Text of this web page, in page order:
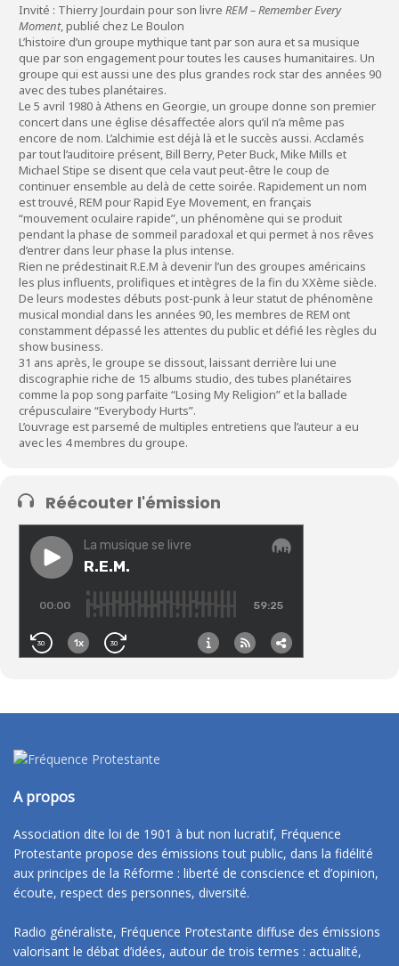
Invité : Thierry Jourdain pour son livre REM – Remember Every
Moment, publié chez Le Boulon
L’histoire d’un groupe mythique tant par son aura et sa musique
que par son engagement pour toutes les causes humanitaires. Un
groupe qui est aussi une des plus grandes rock star des années 90
avec des tubes planétaires.
Le 5 avril 1980 à Athens en Georgie, un groupe donne son premier
concert dans une église désaffectée alors qu’il n’a même pas
encore de nom. L’alchimie est déjà là et le succès aussi. Acclamés
par tout l’auditoire présent, Bill Berry, Peter Buck, Mike Mills et
Michael Stipe se disent que cela vaut peut-être le coup de
continuer ensemble au delà de cette soirée. Rapidement un nom
est trouvé, REM pour Rapid Eye Movement, en français
“mouvement oculaire rapide”, un phénomène qui se produit
pendant la phase de sommeil paradoxal et qui permet à nos rêves
d’entrer dans leur phase la plus intense.
Rien ne prédestinait R.E.M à devenir l’un des groupes américains
les plus influents, prolifiques et intègres de la fin du XXème siècle.
De leurs modestes débuts post-punk à leur statut de phénomène
musical mondial dans les années 90, les membres de REM ont
constamment dépassé les attentes du public et défié les règles du
show business.
31 ans après, le groupe se dissout, laissant derrière lui une
discographie riche de 15 albums studio, des tubes planétaires
comme la pop song parfaite “Losing My Religion” et la ballade
crépusculaire “Everybody Hurts”.
L’ouvrage est parsemé de multiples entretiens que l’auteur a eu
avec les 4 membres du groupe.
Réécouter l'émission
A propos
Association dite loi de 1901 à but non lucratif, Fréquence
Protestante propose des émissions tout public, dans la fidélité
aux principes de la Réforme : liberté de conscience et d’opinion,
écoute, respect des personnes, diversité.
Radio généraliste, Fréquence Protestante diffuse des émissions
valorisant le débat d’idées, autour de trois termes : actualité,